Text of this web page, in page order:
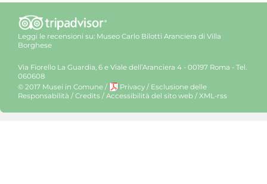
Leggi le recensioni su: Museo Carlo Bilotti Aranciera di Villa
Borghese
Via Fiorello La Guardia, 6 e Viale dell’Aranciera 4 - 00197 Roma - Tel.
060608
© 2017 Musei in Comune / Privacy / Esclusione delle
Responsabilità / Credits / Accessibilità del sito web / XML-rss